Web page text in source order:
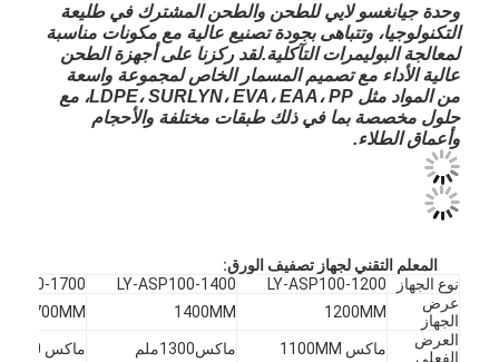
وحدة جيانغسو لايي للطحن والطحن المشترك في طليعة
التكنولوجيا، وتتباهى بجودة تصنيع عالية مع مكونات مناسبة
لمعالجة البوليمرات التآكلية.لقد ركزنا على أجهزة الطحن
عالية الأداء مع تصميم المسمار الخاص لمجموعة واسعة
من المواد مثل LDPE، SURLYN، EVA، EAA، PP، مع
حلول مخصصة بما في ذلك طبقات مختلفة والأحجام
وأعماق الطلاء.
المعلم التقني لجهاز تصفيف الورق:
نوع الجهاز
LY-ASP100-1200
LY-ASP100-1400
1700
عرض
الجهاز
1200MM
1400MM
1700MM
العرض
الفعلي
ماكس 1100MM ماكس1300ملم ماكس 1600ملم